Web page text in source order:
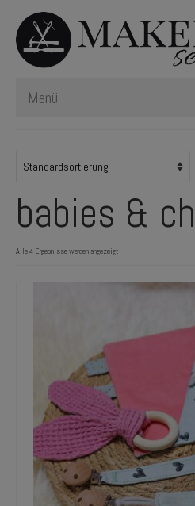
Menü
Plotterdateien
Newsletter
babies &
Alle 4 Ergebnisse werden angezeigt